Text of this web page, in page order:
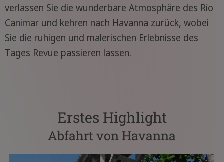
verlassen Sie die wunderbare Atmosphäre des Río
Canimar und kehren nach Havanna zurück, wobei
Sie die ruhigen und malerischen Erlebnisse des
Tages Revue passieren lassen.
Erstes Highlight
Abfahrt von Havanna